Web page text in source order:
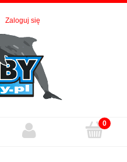
Zaloguj się